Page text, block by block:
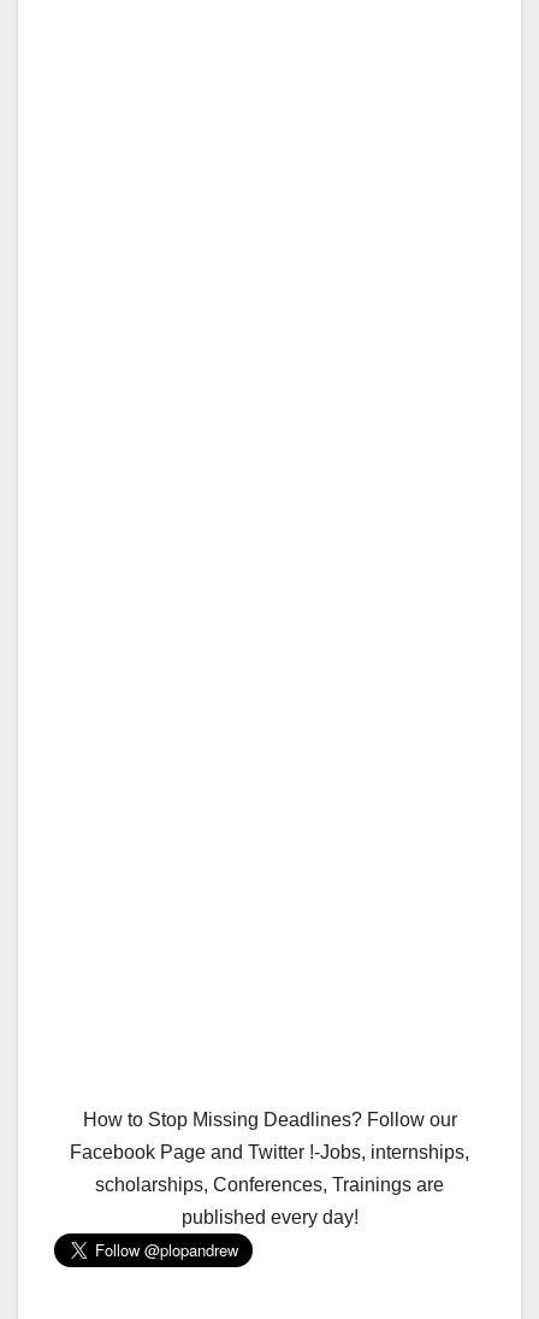
How to Stop Missing Deadlines? Follow our
Facebook Page and Twitter !-Jobs, internships,
scholarships, Conferences, Trainings are
published every day!